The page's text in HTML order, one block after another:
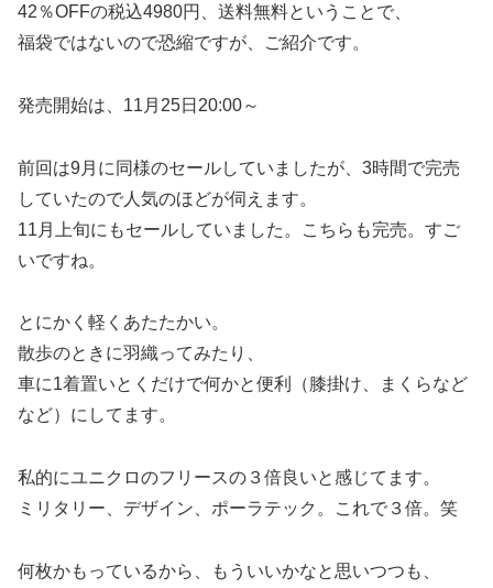
42％OFFの税込4980円、送料無料ということで、
福袋ではないので恐縮ですが、ご紹介です。
発売開始は、11月25日20:00～
前回は9月に同様のセールしていましたが、3時間で完売
していたので人気のほどが伺えます。
11月上旬にもセールしていました。こちらも完売。すご
いですね。
とにかく軽くあたたかい。
散歩のときに羽織ってみたり、
車に1着置いとくだけで何かと便利（膝掛け、まくらなど
など）にしてます。
私的にユニクロのフリースの３倍良いと感じてます。
ミリタリー、デザイン、ポーラテック。これで３倍。笑
何枚かもっているから、もういいかなと思いつつも、